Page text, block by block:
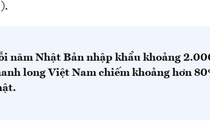
năm Nhật Bản nhập khẩu khoảng
long Việt Nam chiếm khoảng hơn